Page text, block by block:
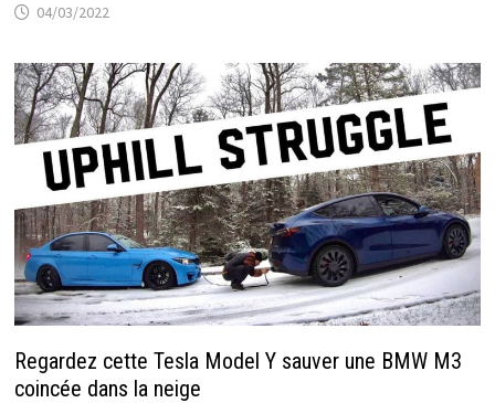
04/03/2022
Regardez cette Tesla Model Y sauver une BMW M3
coincée dans la neige